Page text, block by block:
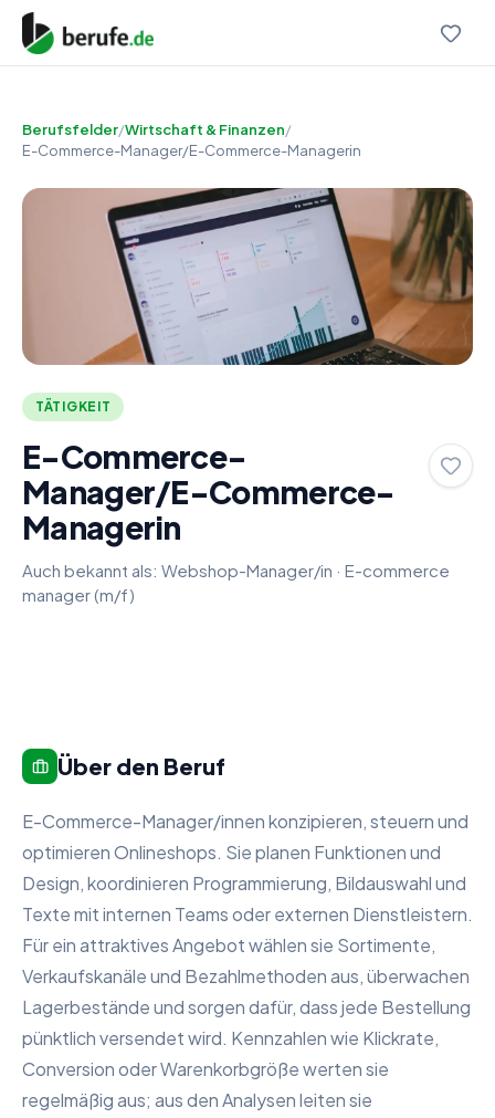
Berufsfelder/Wirtschaft & Finanzen/
E-Commerce-Manager/E-Commerce-Managerin
TÄTIGKEIT
E-Commerce-
Manager/E-Commerce-
Managerin
Auch bekannt als: Webshop-Manager/in · E-commerce
manager (m/f)
Über den Beruf
E-Commerce-Manager/innen konzipieren, steuern und
optimieren Onlineshops. Sie planen Funktionen und
Design, koordinieren Programmierung, Bildauswahl und
Texte mit internen Teams oder externen Dienstleistern.
Für ein attraktives Angebot wählen sie Sortimente,
Verkaufskanäle und Bezahlmethoden aus, überwachen
Lagerbestände und sorgen dafür, dass jede Bestellung
pünktlich versendet wird. Kennzahlen wie Klickrate,
Conversion oder Warenkorbgröße werten sie
regelmäßig aus; aus den Analysen leiten sie